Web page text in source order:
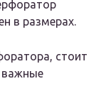
в размерах.
стоит
важные